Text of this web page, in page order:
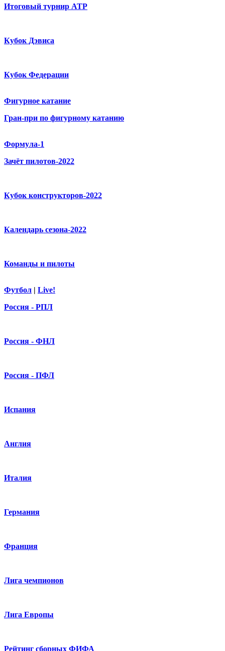
Итоговый турнир ATP
Кубок Дэвиса
Кубок Федерации
Фигурное катание
Гран-при по фигурному катанию
Формула-1
Зачёт пилотов-2022
Кубок конструкторов-2022
Календарь сезона-2022
Команды и пилоты
Футбол | Live!
Россия - РПЛ
Россия - ФНЛ
Россия - ПФЛ
Испания
Англия
Италия
Германия
Франция
Лига чемпионов
Лига Европы
Рейтинг сборных ФИФА